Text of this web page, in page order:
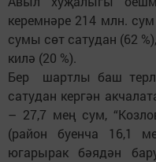
керемнәре 214 млн.
сумы сөт сатудан (62
килә (20 %).
Бер шартлы баш
сатудан кергән
– 27,7 мең сум,
(район буенча 16,1
югарырак бәядән